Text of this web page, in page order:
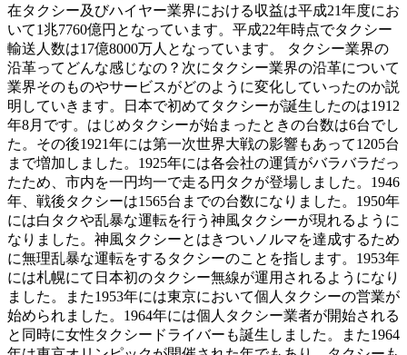
在タクシー及びハイヤー業界における収益は平成21年度にお
いて1兆7760億円となっています。平成22年時点でタクシー
輸送人数は17億8000万人となっています。 タクシー業界の
沿革ってどんな感じなの？次にタクシー業界の沿革について
業界そのものやサービスがどのように変化していったのか説
明していきます。日本で初めてタクシーが誕生したのは1912
年8月です。はじめタクシーが始まったときの台数は6台でし
た。その後1921年には第一次世界大戦の影響もあって1205台
まで増加しました。1925年には各会社の運賃がバラバラだっ
たため、市内を一円均一で走る円タクが登場しました。1946
年、戦後タクシーは1565台までの台数になりました。1950年
には白タクや乱暴な運転を行う神風タクシーが現れるように
なりました。神風タクシーとはきついノルマを達成するため
に無理乱暴な運転をするタクシーのことを指します。1953年
には札幌にて日本初のタクシー無線が運用されるようになり
ました。また1953年には東京において個人タクシーの営業が
始められました。1964年には個人タクシー業者が開始される
と同時に女性タクシードライバーも誕生しました。また1964